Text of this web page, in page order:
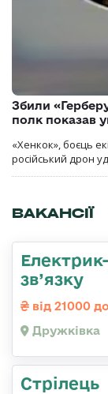
Збили
полк показав
«Хенкок», боєць
російський дрон
ВАКАНСІЇ
зв’язку
від 21000
Дружківка
Стрілець